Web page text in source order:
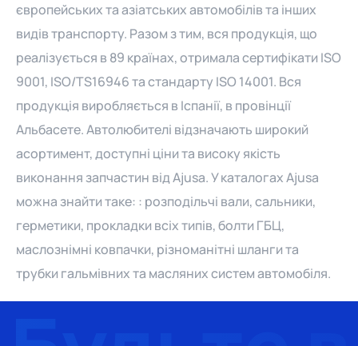
європейських та азіатських автомобілів та інших
видів транспорту. Разом з тим, вся продукція, що
реалізується в 89 країнах, отримала сертифікати ISO
9001, ISO/TS16946 та стандарту ISO 14001. Вся
продукція виробляється в Іспанії, в провінції
Альбасете. Автолюбителі відзначають широкий
асортимент, доступні ціни та високу якість
виконання запчастин від Ajusa. У каталогах Ajusa
можна знайти таке: : розподільчі вали, сальники,
герметики, прокладки всіх типів, болти ГБЦ,
маслознімні ковпачки, різноманітні шланги та
трубки гальмівних та масляних систем автомобіля.